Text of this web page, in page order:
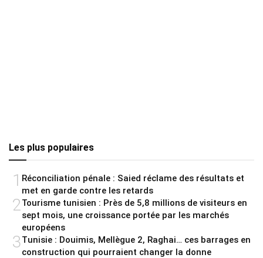
Les plus populaires
1 Réconciliation pénale : Saied réclame des résultats et
met en garde contre les retards
2Tourisme tunisien : Près de 5,8 millions de visiteurs en
sept mois, une croissance portée par les marchés
européens
3Tunisie : Douimis, Mellègue 2, Raghai… ces barrages en
construction qui pourraient changer la donne